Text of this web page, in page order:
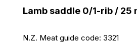
Lamb saddle 0/1-rib / 25
N.Z. Meat guide code: 3321